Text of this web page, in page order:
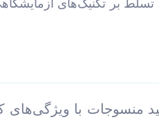
تسلط بر تکنیک‌های
با ویژگی‌های